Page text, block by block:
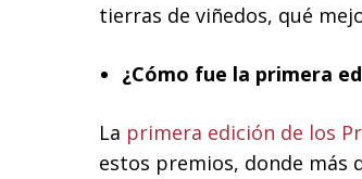
tierras de viñedos, qué
¿Cómo fue la primera
La primera edición de los
estos premios, donde más